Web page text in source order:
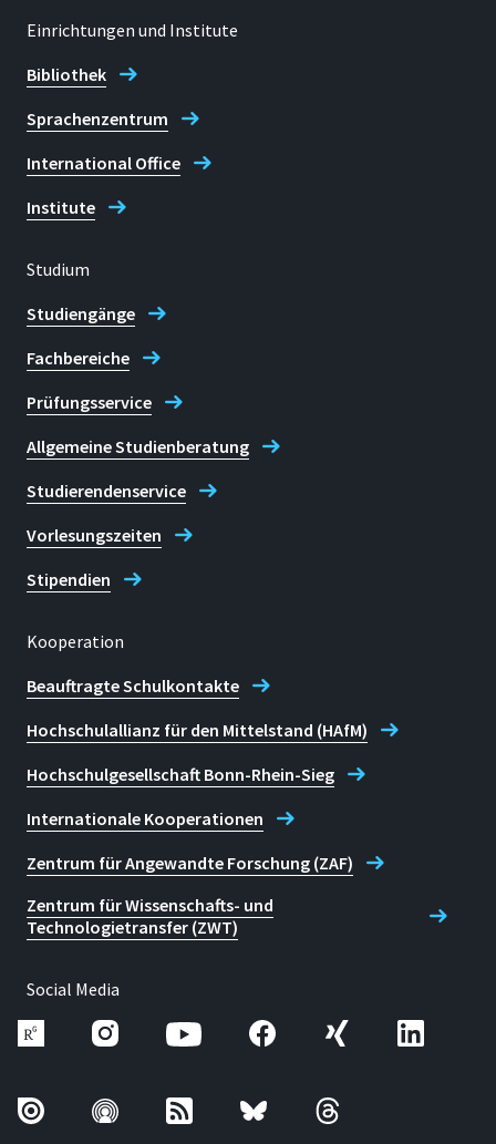
Einrichtungen und Institute
Bibliothek
Sprachenzentrum
International Office
Institute
Studium
Studiengänge
Fachbereiche
Prüfungsservice
Allgemeine Studienberatung
Studierendenservice
Vorlesungszeiten
Stipendien
Kooperation
Beauftragte Schulkontakte
Hochschulallianz für den Mittelstand (HAfM)
Hochschulgesellschaft Bonn-Rhein-Sieg
Internationale Kooperationen
Zentrum für Angewandte Forschung (ZAF)
Zentrum für Wissenschafts- und
Technologietransfer (ZWT)
Social Media